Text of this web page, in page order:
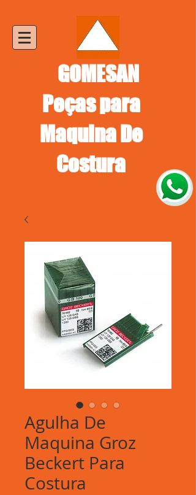
GOMESAN
Peças para
Maquina De
Costura
Agulha De
Maquina Groz
Beckert Para
Costura